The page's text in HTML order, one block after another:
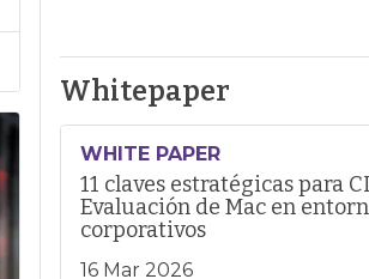
Whitepaper
WHITE PAPER
11 claves estratégicas para
Evaluación de Mac en
corporativos
16 Mar 2026